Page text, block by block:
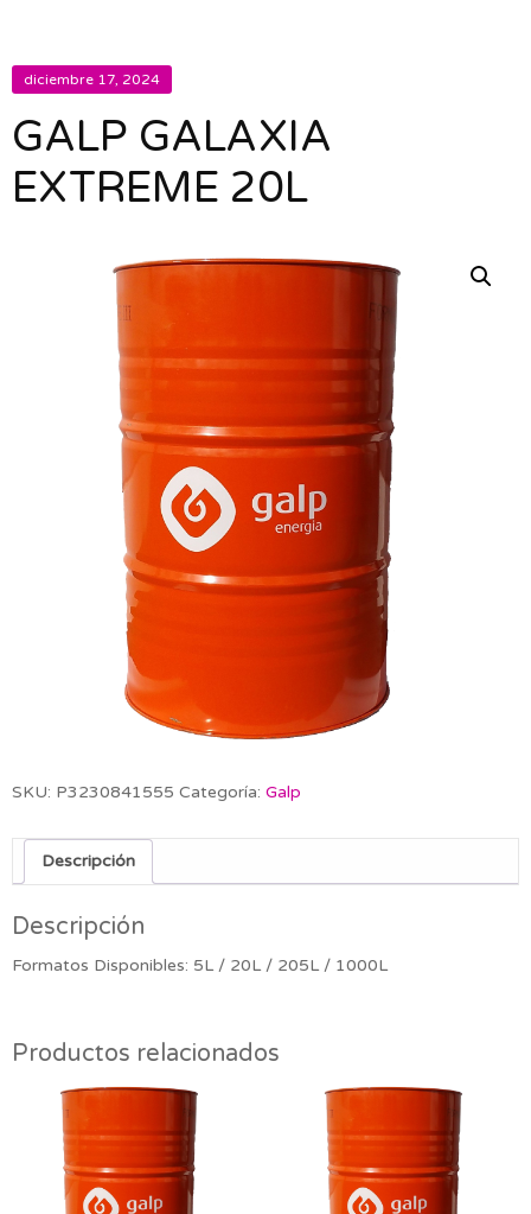
diciembre 17, 2024
GALP GALAXIA
EXTREME 20L
SKU: P3230841555 Categoría: Galp
Descripción
Descripción
Formatos Disponibles: 5L / 20L / 205L / 1000L
Productos relacionados